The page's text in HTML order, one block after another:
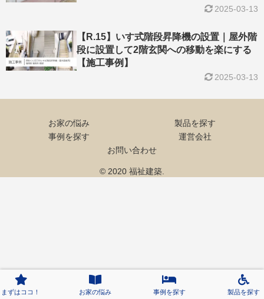
2025-03-13
【R.15】いす式階段昇降機の設置｜屋外階
段に設置して2階玄関への移動を楽にする
【施工事例】
2025-03-13
お家の悩み
製品を探す
事例を探す
運営会社
お問い合わせ
© 2020 福祉建築.
まずはココ！ お家の悩み 事例を探す 製品を探す